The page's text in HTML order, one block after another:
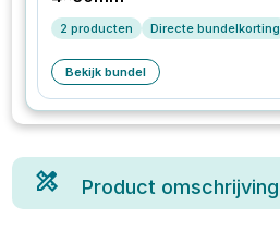
2 producten Directe bundelkorting
Bekijk bundel
Product omschrijving